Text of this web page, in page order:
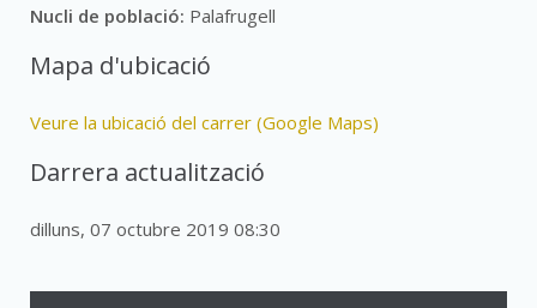
Nucli de població: Palafrugell
Mapa d'ubicació
Veure la ubicació del carrer (Google Maps)
Darrera actualització
dilluns, 07 octubre 2019 08:30